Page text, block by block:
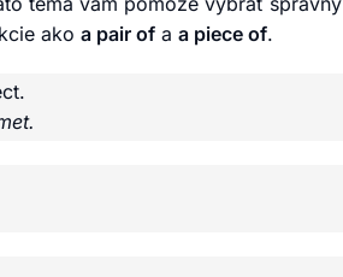
ako a pair of a a piece of.